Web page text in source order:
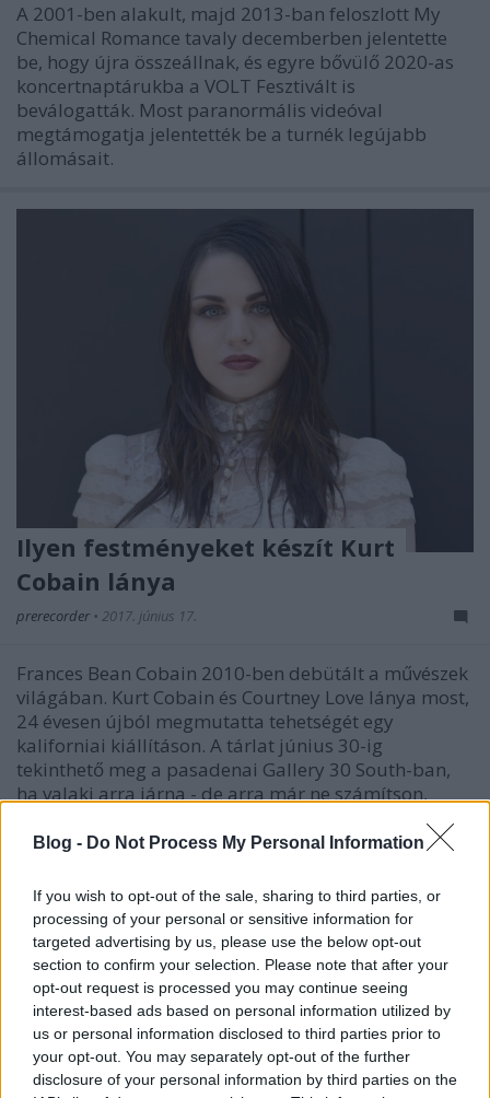
Blog - Do Not Process My Personal Information
If you wish to opt-out of the sale, sharing to third parties, or
processing of your personal or sensitive information for
targeted advertising by us, please use the below opt-out
section to confirm your selection. Please note that after your
opt-out request is processed you may continue seeing
interest-based ads based on personal information utilized by
us or personal information disclosed to third parties prior to
your opt-out. You may separately opt-out of the further
disclosure of your personal information by third parties on the
A 2001-ben alakult, majd 2013-ban feloszlott My
Chemical Romance tavaly decemberben jelentette
be, hogy újra összeállnak, és egyre bővülő 2020-as
koncertnaptárukba a VOLT Fesztivált is
beválogatták. Most paranormális videóval
megtámogatja jelentették be a turnék legújabb
állomásait.
Ilyen festményeket készít Kurt
Cobain lánya
prerecorder • 2017. június 17.
Frances Bean Cobain 2010-ben debütált a művészek
világában. Kurt Cobain és Courtney Love lánya most,
24 évesen újból megmutatta tehetségét egy
kaliforniai kiállításon. A tárlat június 30-ig
tekinthető meg a pasadenai Gallery 30 South-ban,
ha valaki arra járna - de arra már ne számítson,